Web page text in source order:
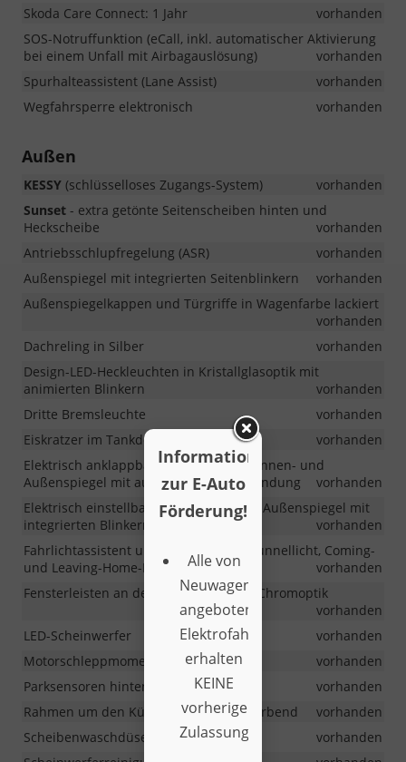
Skoda Care Connect: 1 Jahr
vorhanden
SOS-Notruffunktion (eCall, inkl. automatischer Aktivierung
bei einem Unfall mit Airbagauslösung)
vorhanden
Spurhalteassistent (Lane Assist)
vorhanden
Wegfahrsperre elektronisch
vorhanden
Außen
KESSY (schlüsselloses Zugangs-System)
vorhanden
Sunset - extra getönte Seitenscheiben hinten und
Heckscheibe
vorhanden
Antriebsschlupfregelung (ASR)
vorhanden
Außenspiegel mit integrierten Seitenblinkern
vorhanden
Außenspiegelkappen und Türgriffe in Wagenfarbe lackiert
vorhanden
Dachreling in Silber
vorhanden
Design-LED-Heckleuchten in Kristallglasoptik mit
animierten Blinkern
vorhanden
Dritte Bremsleuchte
vorhanden
Eiskratzer im Tankdeckel
vorhanden
Elektrisch anklappbare Außenspiegel, Innen- und
Außenspiegel mit automatischer Abblendung
vorhanden
Elektrisch einstellbare und beheizbare Außenspiegel mit
integrierten Blinkern
vorhanden
Fahrlichtassistent und Regensensor (Tunnellicht, Coming-
und Leaving-Home-Funktion)
vorhanden
Fensterleisten an den Seitenfenstern- Chromoptik
vorhanden
LED-Scheinwerfer
vorhanden
Motorschleppmomentregelung (MSR)
vorhanden
Parksensoren hinten
vorhanden
Rahmen um den Kühlergrill – chrom farbend
vorhanden
Scheibenwaschdüsen beheizbar
vorhanden
Information
zur E-Auto
Förderung!
Alle von
Neuwagenkaufonline24
angebotenen
Elektrofahrzeuge
erhalten
KEINE
vorherige
Zulassung.